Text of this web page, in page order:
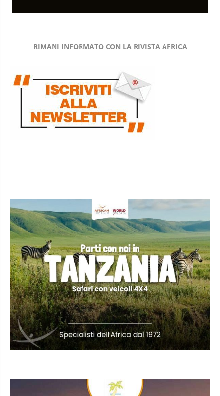
RIMANI INFORMATO CON LA RIVISTA AFRICA